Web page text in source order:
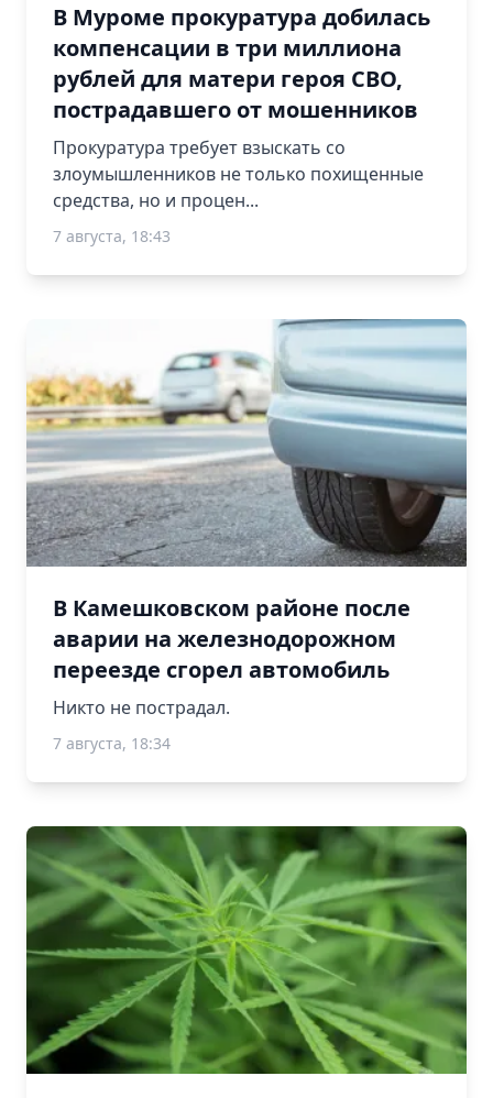
В Муроме прокуратура добилась
компенсации в три миллиона
рублей для матери героя СВО,
пострадавшего от мошенников
Прокуратура требует взыскать со
злоумышленников не только похищенные
средства, но и процен...
7 августа, 18:43
В Камешковском районе после
аварии на железнодорожном
переезде сгорел автомобиль
Никто не пострадал.
7 августа, 18:34